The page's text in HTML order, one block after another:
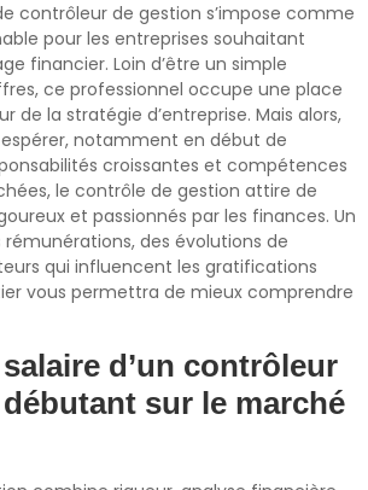
contrôleur de gestion s’impose comme
pour les entreprises souhaitant
financier. Loin d’être un simple
ce professionnel occupe une place
de la stratégie d’entreprise. Mais alors,
notamment en début de
croissantes et compétences
le contrôle de gestion attire de
et passionnés par les finances. Un
des évolutions de
qui influencent les gratifications
vous permettra de mieux comprendre
d’un contrôleur
sur le marché